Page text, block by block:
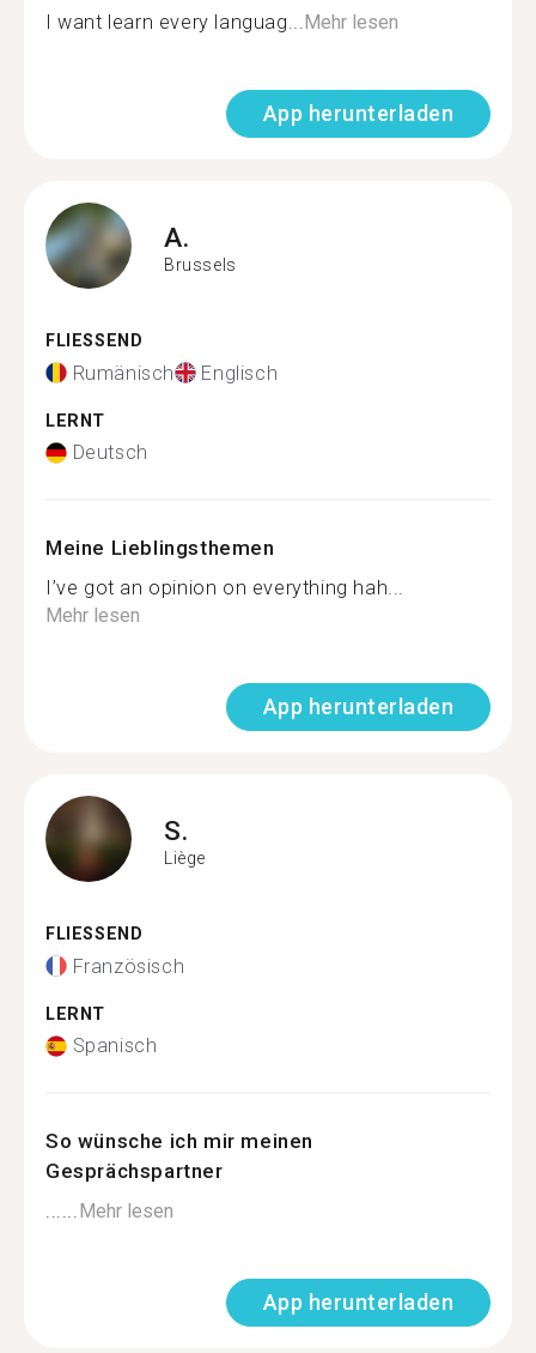
I want learn every languag...Mehr lesen
App herunterladen
A.
Brussels
FLIESSEND
Rumänisch Englisch
LERNT
Deutsch
Meine Lieblingsthemen
I’ve got an opinion on everything hah...
Mehr lesen
App herunterladen
S.
Liège
FLIESSEND
Französisch
LERNT
Spanisch
So wünsche ich mir meinen
Gesprächspartner
......Mehr lesen
App herunterladen